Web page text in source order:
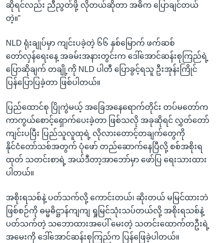
ဆိုရင်လည်း ညီညွတ်ဖို့ လိုတယ်ဆိုတာ အဓိက ပြောချင်တယ်
တဲ့။”
NLD ရုံးချုပ်မှာ ကျင်းပခဲ့တဲ့ ၆၆ နှစ်မြောက် ဖက်ဆစ်
တော်လှန်ရေးနေ့ အခမ်းအနားတွင်းက ဒေါ်အောင်ဆန်းစုကြည်ရဲ့
ပြောဆိုချက် တချို့ကို NLD ပါတီ ပြောခွင့်ရသူ ဦးအုန်းကြိုင်
ပြန်ပြောပြခဲ့တာ ဖြစ်ပါတယ်။
ပြည်ထောင်စု ပြိုကွဲမယ့် အခြေအနေရောက်တိုင်း တပ်မတော်က
ကာကွယ်စောင့်ရှောက်ပေးခဲ့တာ ဖြစ်သလို အခုဆိုရင် လွှတ်တော်
ကျင်းပပြီး ပြည်သူလူထုရဲ့ လိုလားတောင့်တချက်တွေကို
နိုင်ငံတော်သစ်အတွက် ပုံဖော် တည်ဆောက်နေပြီလို့ စစ်အစိုးရ
ထုတ် သတင်းစာရဲ့ အယ်ဒီတာ့အာဘော်မှာ ဖော်ပြ ရေးသားထား
ပါတယ်။
အစိုးရသစ်နဲ့ ပတ်သက်လို့ ကောင်းတယ်၊ ဆိုးတယ် မမြင်ထားဘဲ
ဖြစ်စဉ်ကို ဓမ္မဓိဋ္ဌာန်ကျကျ ရှုမြင်သုံးသပ်တယ်လို့ အစိုးရသစ်နဲ့
ပတ်သက်တဲ့ သဘောထားအပေါ် မေးတဲ့ သတင်းထောက်တဦးရဲ့
အမေးကို ဒေါ်အောင်ဆန်းစုကြည်က ပြန်ဖြေခဲ့ပါတယ်။